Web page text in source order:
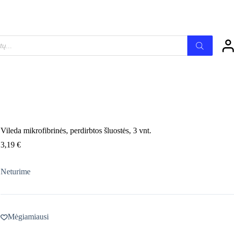
Vileda mikrofibrinės, perdirbtos šluostės, 3 vnt.
3,19€
Neturime
Mėgiamiausi